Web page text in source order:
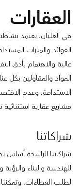
العقارات
في العليان، يعتمد
الفوائد والميزات
عالية والاهتمام بأدق
المواد والمقاولين بكل
الاستدامة، وعدم
مشاريع عقارية
شراكاتنا
شراكاتنا الراسخة أساس
للهندسة والبناء
لطلب العطاءات.